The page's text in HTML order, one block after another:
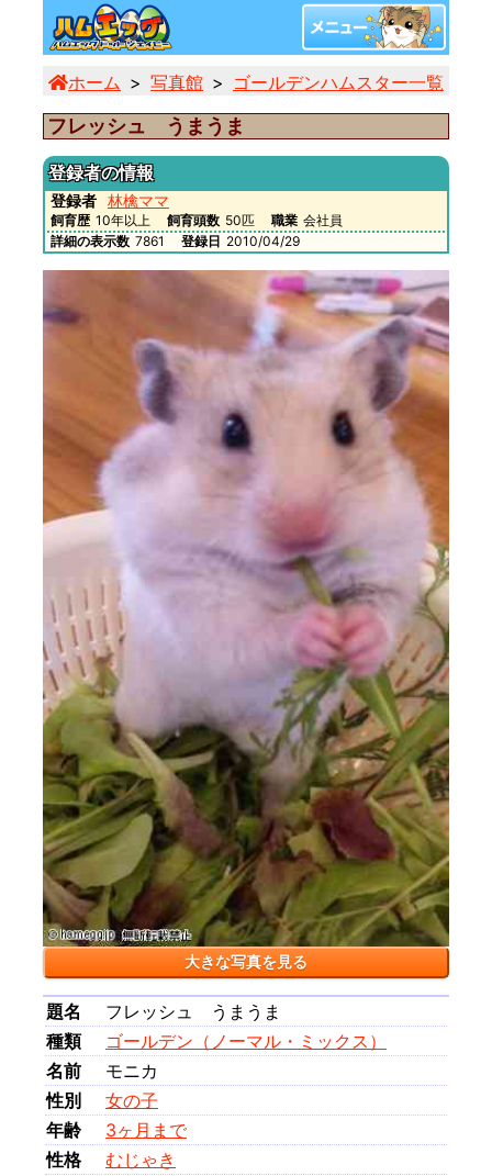
ホーム 写真館 ゴールデンハムスター一覧
フレッシュ うまうま
登録者の情報
登録者 林檎ママ
飼育歴 10年以上 飼育頭数 50匹 職業 会社員
詳細の表示数 7861 登録日 2010/04/29
大きな写真を見る
題名
フレッシュ うまうま
種類
ゴールデン（ノーマル・ミックス）
名前
モニカ
性別
女の子
年齢
3ヶ月まで
性格
むじゃき